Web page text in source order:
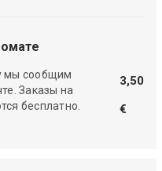
мы сообщим
Заказы на
бесплатно.
3,50
€